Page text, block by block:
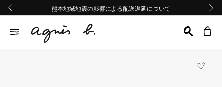
熊本地域地震の影響による配送遅延について
Summer Sale 2buy10%OFF!!
熊本地域地震の影響による配送遅延について
Summer Sale 2buy10%OFF!!